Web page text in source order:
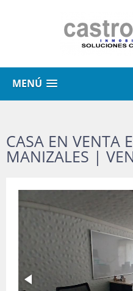
MENÚ
CASA EN VENTA
MANIZALES |